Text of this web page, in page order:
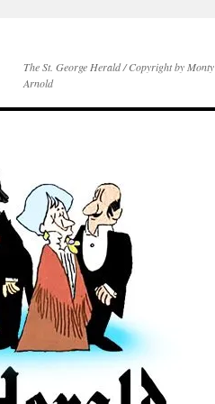
The St. George Herald / Copyright by Monty
Arnold